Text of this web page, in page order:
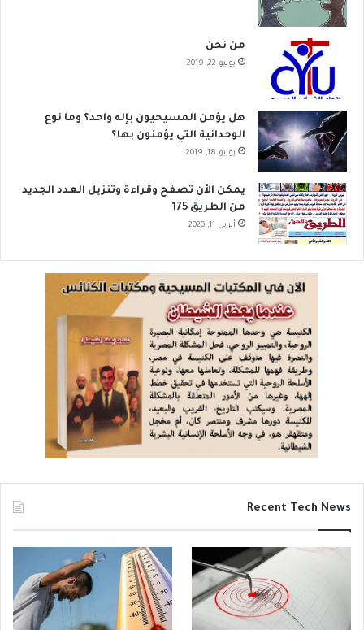
من نحن
يوليو 22, 2019
هل يؤمن المسيحيون بإله واحد؟ وما نوع
الوحدانية التي يؤمنون بها؟
يوليو 18, 2019
يمكن الأن تصفح وقراءة وتنزيل العدد الجديد
من الطريق 175
أبريل 11, 2020
Recent Tech News